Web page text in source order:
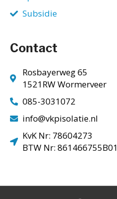
Subsidie
Contact
Rosbayerweg 65
1521RW Wormerveer
085-3031072
info@vkpisolatie.nl
KvK Nr: 78604273
BTW Nr: 861466755B01